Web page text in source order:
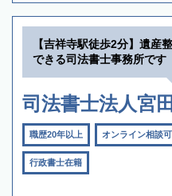
【吉祥寺駅徒歩2分】遺産
できる司法書士事務所です
司法書士法人宮
職歴20年以上 オンライン相談可
行政書士在籍